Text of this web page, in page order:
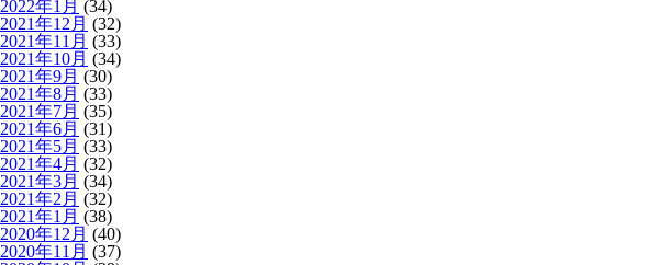
2022年1月 (34)
2021年12月 (32)
2021年11月 (33)
2021年10月 (34)
2021年9月 (30)
2021年8月 (33)
2021年7月 (35)
2021年6月 (31)
2021年5月 (33)
2021年4月 (32)
2021年3月 (34)
2021年2月 (32)
2021年1月 (38)
2020年12月 (40)
2020年11月 (37)